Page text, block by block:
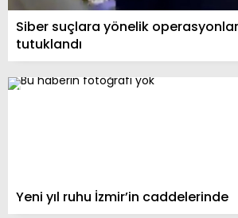
Siber suçlara yönelik
tutuklandı
Yeni yıl ruhu İzmir’in caddelerinde